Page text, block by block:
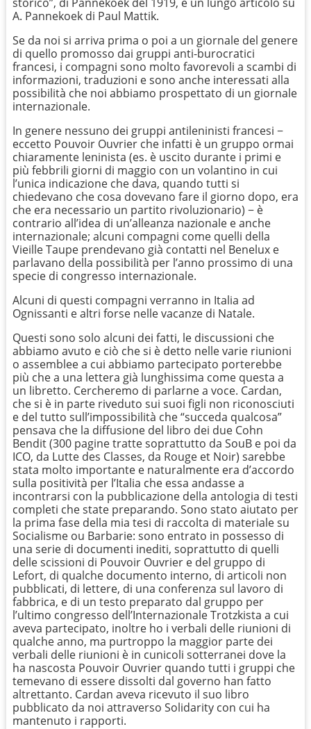
A. Pannekoek di Paul Mattik.
Se da noi si arriva prima o poi a un giornale del genere
di quello promosso dai gruppi anti-burocratici
francesi, i compagni sono molto favorevoli a scambi di
informazioni, traduzioni e sono anche interessati alla
possibilità che noi abbiamo prospettato di un giornale
internazionale.
In genere nessuno dei gruppi antileninisti francesi −
eccetto Pouvoir Ouvrier che infatti è un gruppo ormai
chiaramente leninista (es. è uscito durante i primi e
più febbrili giorni di maggio con un volantino in cui
l’unica indicazione che dava, quando tutti si
chiedevano che cosa dovevano fare il giorno dopo, era
che era necessario un partito rivoluzionario) − è
contrario all’idea di un’alleanza nazionale e anche
internazionale; alcuni compagni come quelli della
Vieille Taupe prendevano già contatti nel Benelux e
parlavano della possibilità per l’anno prossimo di una
specie di congresso internazionale.
Alcuni di questi compagni verranno in Italia ad
Ognissanti e altri forse nelle vacanze di Natale.
Questi sono solo alcuni dei fatti, le discussioni che
abbiamo avuto e ciò che si è detto nelle varie riunioni
o assemblee a cui abbiamo partecipato porterebbe
più che a una lettera già lunghissima come questa a
un libretto. Cercheremo di parlarne a voce. Cardan,
che si è in parte riveduto sui suoi figli non riconosciuti
e del tutto sull’impossibilità che “succeda qualcosa”
pensava che la diffusione del libro dei due Cohn
Bendit (300 pagine tratte soprattutto da SouB e poi da
ICO, da Lutte des Classes, da Rouge et Noir) sarebbe
stata molto importante e naturalmente era d’accordo
sulla positività per l’Italia che essa andasse a
incontrarsi con la pubblicazione della antologia di testi
completi che state preparando. Sono stato aiutato per
la prima fase della mia tesi di raccolta di materiale su
Socialisme ou Barbarie: sono entrato in possesso di
una serie di documenti inediti, soprattutto di quelli
delle scissioni di Pouvoir Ouvrier e del gruppo di
Lefort, di qualche documento interno, di articoli non
pubblicati, di lettere, di una conferenza sul lavoro di
fabbrica, e di un testo preparato dal gruppo per
l’ultimo congresso dell’Internazionale Trotzkista a cui
aveva partecipato, inoltre ho i verbali delle riunioni di
qualche anno, ma purtroppo la maggior parte dei
verbali delle riunioni è in cunicoli sotterranei dove la
ha nascosta Pouvoir Ouvrier quando tutti i gruppi che
temevano di essere dissolti dal governo han fatto
altrettanto. Cardan aveva ricevuto il suo libro
pubblicato da noi attraverso Solidarity con cui ha
mantenuto i rapporti.